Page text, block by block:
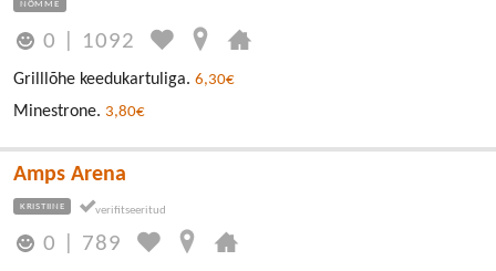
NÕMME
0 1092
Grilllõhe keedukartuliga. 6,30€
Minestrone. 3,80€
Amps Arena
KRISTIINE
0 789